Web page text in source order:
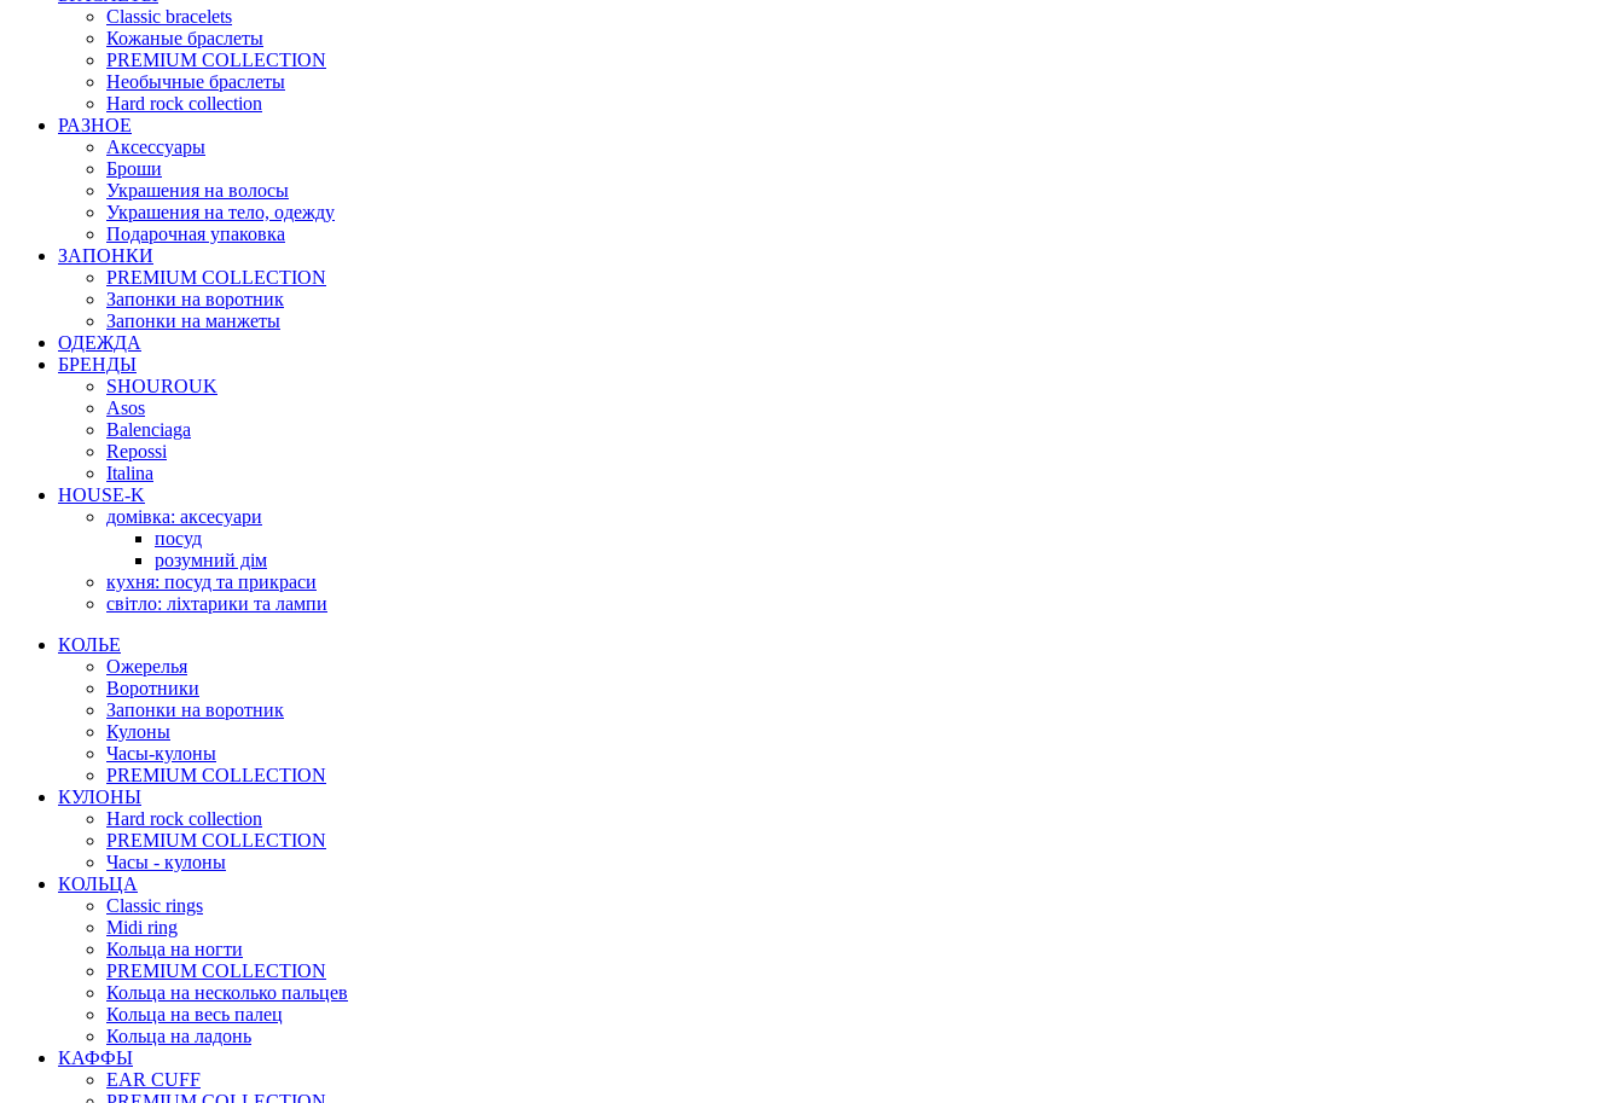
Classic bracelets
Кожаные браслеты
PREMIUM COLLECTION
Необычные браслеты
Hard rock collection
РАЗНОЕ
Аксессуары
Броши
Украшения на волосы
Украшения на тело, одежду
Подарочная упаковка
ЗАПОНКИ
PREMIUM COLLECTION
Запонки на воротник
Запонки на манжеты
ОДЕЖДА
БРЕНДЫ
SHOUROUK
Asos
Balenciaga
Repossi
Italina
HOUSE-K
домівка: аксесуари
посуд
розумний дім
кухня: посуд та прикраси
світло: ліхтарики та лампи
КОЛЬЕ
Ожерелья
Воротники
Запонки на воротник
Кулоны
Часы-кулоны
PREMIUM COLLECTION
КУЛОНЫ
Hard rock collection
PREMIUM COLLECTION
Часы - кулоны
КОЛЬЦА
Classic rings
Midi ring
Кольца на ногти
PREMIUM COLLECTION
Кольца на несколько пальцев
Кольца на весь палец
Кольца на ладонь
КАФФЫ
EAR CUFF